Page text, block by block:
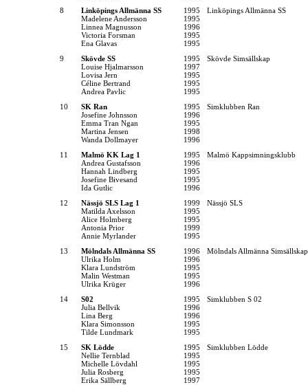
8
Linköpings Allmänna SS 1995
Linköpings Allmänna SS
Madelene Andersson
1995
Linnea Magnusson
1996
Victoria Forsman
1995
Ena Glavas
1995
9
Skövde SS 1995
Skövde Simsällskap
Louise Hjalmarsson
1997
Lovisa Jern
1995
Céline Bertrand
1995
Andrea Pavlic
1995
10
SK Ran 1995
Simklubben Ran
Josefine Johnsson
1996
Emma Tran Ngan
1995
Martina Jensen
1998
Wanda Dollmayer
1996
11
Malmö KK Lag 1 1995
Malmö Kappsimningsklubb
Andrea Gustafsson
1996
Hannah Lindberg
1995
Josefine Bivesand
1995
Ida Gutlic
1996
12
Nässjö SLS Lag 1 1999
Nässjö SLS
Matilda Axelsson
1995
Alice Holmberg
1995
Antonia Prior
1999
Annie Myrlander
1995
13
Mölndals Allmänna SS 1996
Mölndals Allmänna Simsällskap
Ulrika Holm
1996
Klara Lundström
1995
Malin Westman
1995
Ulrika Krüger
1996
14
S02 1995
Simklubben S 02
Julia Bellvik
1996
Lina Berg
1996
Klara Simonsson
1995
Tilde Lundmark
1995
15
SK Lödde 1995
Simklubben Lödde
Nellie Ternblad
1995
Michelle Lövdahl
1995
Julia Rosberg
1995
Erika Sällberg
1997